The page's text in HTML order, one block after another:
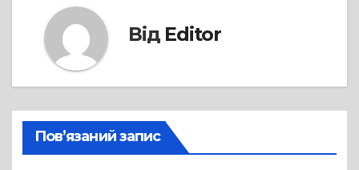
Від Editor
Пов’язаний запис